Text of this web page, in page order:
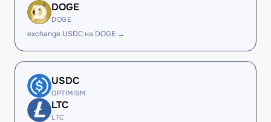
DOGE
DOGE
exchange USDC на DOGE →
USDC
OPTIMISM
LTC
LTC